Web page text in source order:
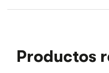
Productos